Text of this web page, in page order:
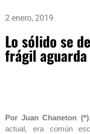
2 enero, 2019
Lo sólido se
frágil
Por Juan Chaneton
actual, era común